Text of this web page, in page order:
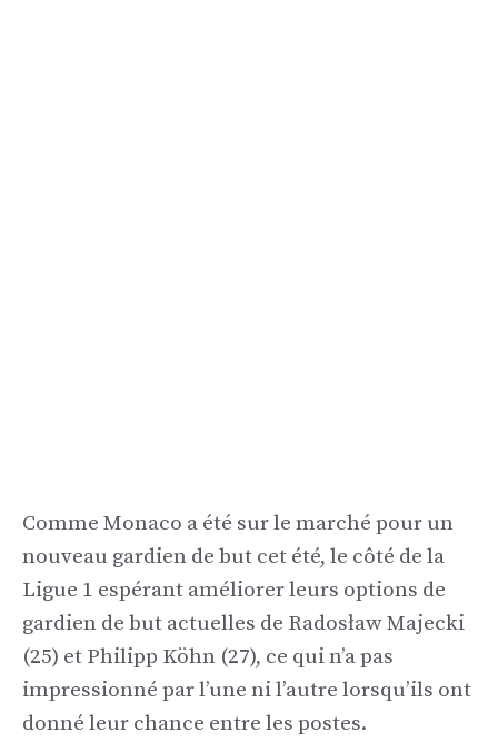
Comme Monaco a été sur le marché pour un
nouveau gardien de but cet été, le côté de la
Ligue 1 espérant améliorer leurs options de
gardien de but actuelles de Radosław Majecki
(25) et Philipp Köhn (27), ce qui n’a pas
impressionné par l’une ni l’autre lorsqu’ils ont
donné leur chance entre les postes.